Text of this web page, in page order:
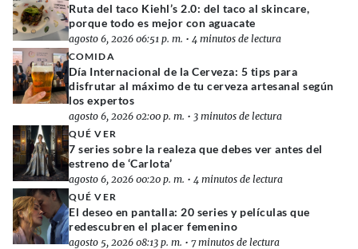
Ruta del taco Kiehl’s 2.0: del taco al skincare,
porque todo es mejor con aguacate
agosto 6, 2026 06:51 p. m. • 4 minutos de lectura
COMIDA
Día Internacional de la Cerveza: 5 tips para
disfrutar al máximo de tu cerveza artesanal según
los expertos
agosto 6, 2026 02:00 p. m. • 3 minutos de lectura
QUÉ VER
7 series sobre la realeza que debes ver antes del
estreno de ‘Carlota’
agosto 6, 2026 00:20 p. m. • 4 minutos de lectura
QUÉ VER
El deseo en pantalla: 20 series y películas que
redescubren el placer femenino
agosto 5, 2026 08:13 p. m. • 7 minutos de lectura